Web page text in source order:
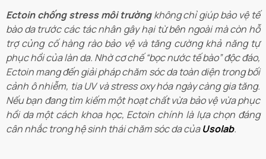
Ectoin chống stress môi trườngkhông chỉ giúp bảo vệ tế
bào da trước các tác nhân gây hại từ bên ngoài mà còn hỗ
trợ củng cố hàng rào bảo vệ và tăng cường khả năng tự
phục hồi của làn da. Nhờ cơ chế “bọc nước tế bào” độc đáo,
Ectoin mang đến giải pháp chăm sóc da toàn diện trong bối
cảnh ô nhiễm, tia UV và stress oxy hóa ngày càng gia tăng.
Nếu bạn đang tìm kiếm một hoạt chất vừa bảo vệ vừa phục
hồi da một cách khoa học, Ectoin chính là lựa chọn đáng
cân nhắc trong hệ sinh thái chăm sóc da củaUsolab.